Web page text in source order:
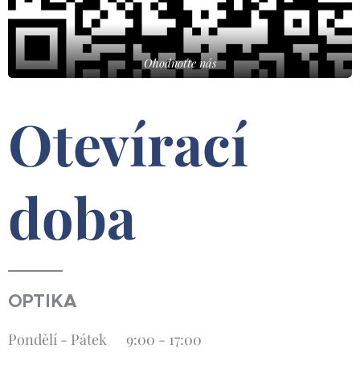
Ohodnoťte nás
Otevírací
doba
OPTIKA
Pondělí - Pátek 9:00 - 17:00